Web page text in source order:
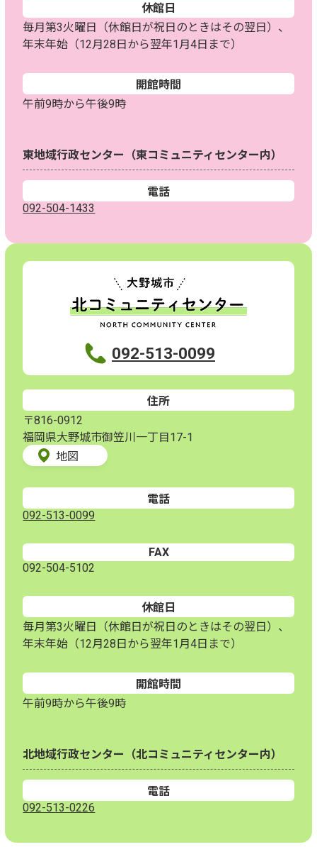
休館日
毎月第3火曜日（休館日が祝日のときはその翌日）、
年末年始（12月28日から翌年1月4日まで）
開館時間
午前9時から午後9時
東地域行政センター（東コミュニティセンター内）
電話
092-504-1433
092-513-0099
住所
〒816-0912
福岡県大野城市御笠川一丁目17-1
地図
電話
092-513-0099
FAX
092-504-5102
休館日
毎月第3火曜日（休館日が祝日のときはその翌日）、
年末年始（12月28日から翌年1月4日まで）
開館時間
午前9時から午後9時
北地域行政センター（北コミュニティセンター内）
電話
092-513-0226